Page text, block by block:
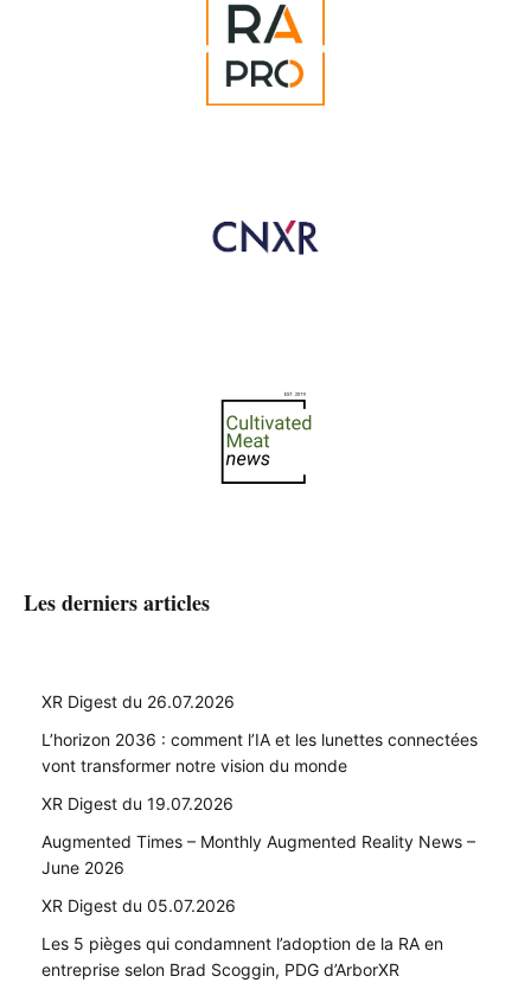
Les derniers articles
XR Digest du 26.07.2026
L’horizon 2036 : comment l’IA et les lunettes connectées
vont transformer notre vision du monde
XR Digest du 19.07.2026
Augmented Times – Monthly Augmented Reality News –
June 2026
XR Digest du 05.07.2026
Les 5 pièges qui condamnent l’adoption de la RA en
entreprise selon Brad Scoggin, PDG d’ArborXR